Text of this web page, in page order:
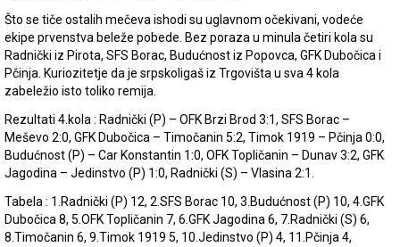
Što se tiče ostalih mečeva ishodi su uglavnom očekivani, vodeće
ekipe prvenstva beleže pobede. Bez poraza u minula četiri kola su
Radnički iz Pirota, SFS Borac, Budućnost iz Popovca, GFK Dubočica i
Pčinja. Kuriozitetje da je srpskoligaš iz Trgovišta u sva 4 kola
zabeležio isto toliko remija.
Rezultati 4.kola : Radnički (P) – OFK Brzi Brod 3:1, SFS Borac –
Meševo 2:0, GFK Dubočica – Timočanin 5:2, Timok 1919 – Pčinja 0:0,
Budućnost (P) – Car Konstantin 1:0, OFK Topličanin – Dunav 3:2, GFK
Jagodina – Jedinstvo (P) 1:0, Radnički (S) – Vlasina 2:1.
Tabela : 1.Radnički (P) 12, 2.SFS Borac 10, 3.Budućnost (P) 10, 4.GFK
Dubočica 8, 5.OFK Topličanin 7, 6.GFK Jagodina 6, 7.Radnički (S) 6,
8.Timočanin 6, 9.Timok 1919 5, 10.Jedinstvo (P) 4, 11.Pčinja 4,